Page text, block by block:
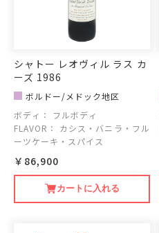
シャトー レオヴィル ラス カ
ーズ 1986
ボルドー/メドック地区
ボディ：
フルボディ
FLAVOR：
カシス・バニラ・フル
ーツケーキ・スパイス
￥86,900
カートに入れる